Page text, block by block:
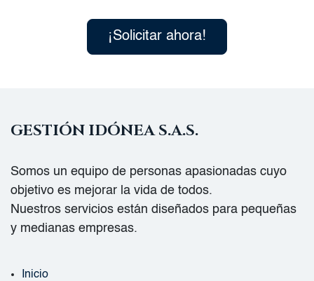
¡Solicitar ahora!
GESTIÓN IDÓNEA S.A.S.
Somos un equipo de personas apasionadas cuyo
objetivo es mejorar la vida de todos.
Nuestros servicios están diseñados para pequeñas
y medianas empresas.
Inicio